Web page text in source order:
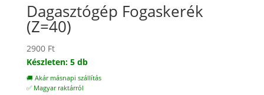
Dagasztógép Fogaskerék
(Z=40)
2900 Ft
Készleten: 5 db
🚚 Akár másnapi szállítás
✅ Magyar raktárról